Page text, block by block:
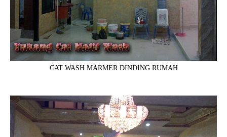
CAT WASH MARMER DINDING RUMAH